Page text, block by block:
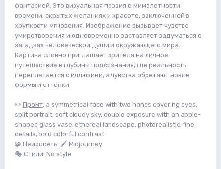
фантазией. Это визуальная поэзия о мимолетности
времени, скрытых желаниях и красоте, заключенной в
хрупкости мгновения. Изображение вызывает чувство
умиротворения и одновременно заставляет задуматься о
загадках человеческой души и окружающего мира.
Картина словно приглашает зрителя на личное
путешествие в глубины подсознания, где реальность
переплетается с иллюзией, а чувства обретают новые
формы и оттенки
✏️ Промт: a symmetrical face with two hands covering eyes,
split portrait, soft cloudy sky, double exposure with an apple-
shaped glass vase, ethereal landscape, photorealistic, fine
details, bold colorful contrast.
🧩 Нейросеть: 🖌 Midjourney
🎭 Стили: No style